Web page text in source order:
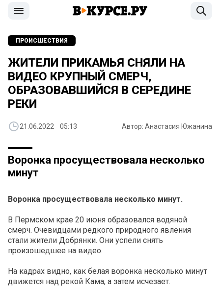
ПРОИСШЕСТВИЯ
ЖИТЕЛИ ПРИКАМЬЯ СНЯЛИ НА
ВИДЕО КРУПНЫЙ СМЕРЧ,
ОБРАЗОВАВШИЙСЯ В СЕРЕДИНЕ
РЕКИ
21.06.2022 05:13 Автор: Анастасия Южанина
Воронка просуществовала несколько
минут
Воронка просуществовала несколько минут.
В Пермском крае 20 июня образовался водяной
смерч. Очевидцами редкого природного явления
стали жители Добрянки. Они успели снять
произошедшее на видео.
На кадрах видно, как белая воронка несколько минут
движется над рекой Кама, а затем исчезает.